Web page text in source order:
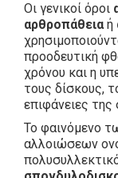
Οι γενικοί όροι
αρθροπάθειαή
προοδευτική
χρόνου και η
τους δίσκους,
επιφάνειες
Το φαινόμενο
αλλοιώσεων